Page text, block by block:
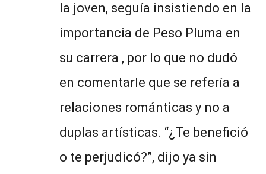
la joven, seguía insistiendo en la
importancia de Peso Pluma en
su carrera , por lo que no dudó
en comentarle que se refería a
relaciones románticas y no a
duplas artísticas. “¿Te benefició
o te perjudicó?”, dijo ya sin